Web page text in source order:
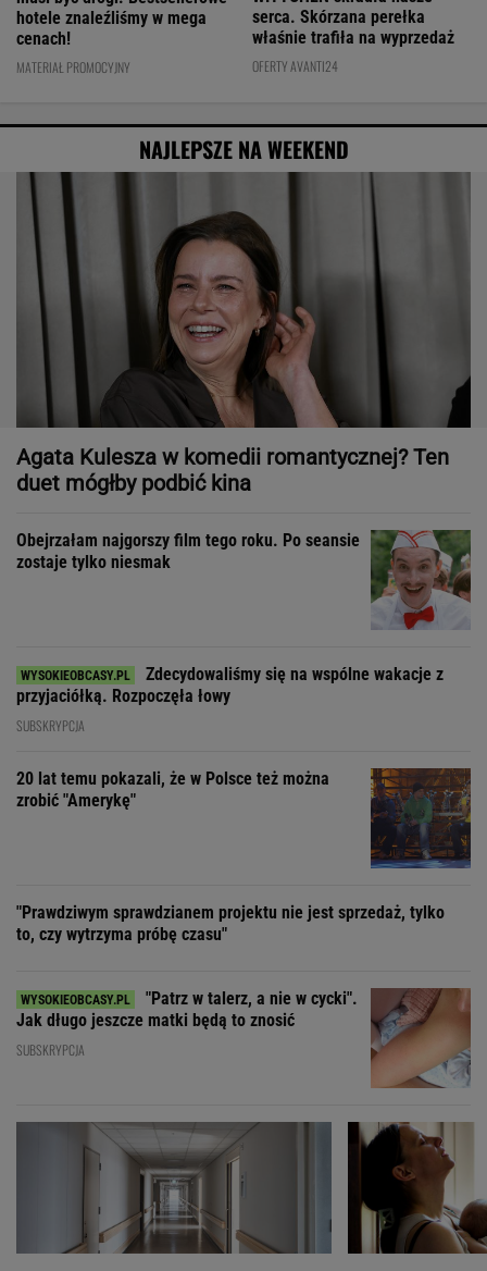
hotele znaleźliśmy w mega
cenach!
MATERIAŁ PROMOCYJNY
serca. Skórzana perełka
właśnie trafiła na wyprzedaż
OFERTY AVANTI24
NAJLEPSZE NA WEEKEND
Agata Kulesza w komedii romantycznej? Ten
duet mógłby podbić kina
Obejrzałam najgorszy film tego roku. Po seansie
zostaje tylko niesmak
Zdecydowaliśmy się na wspólne wakacje z
przyjaciółką. Rozpoczęła łowy
SUBSKRYPCJA
20 lat temu pokazali, że w Polsce też można
zrobić "Amerykę"
"Prawdziwym sprawdzianem projektu nie jest sprzedaż, tylko
to, czy wytrzyma próbę czasu"
"Patrz w talerz, a nie w cycki".
Jak długo jeszcze matki będą to znosić
SUBSKRYPCJA